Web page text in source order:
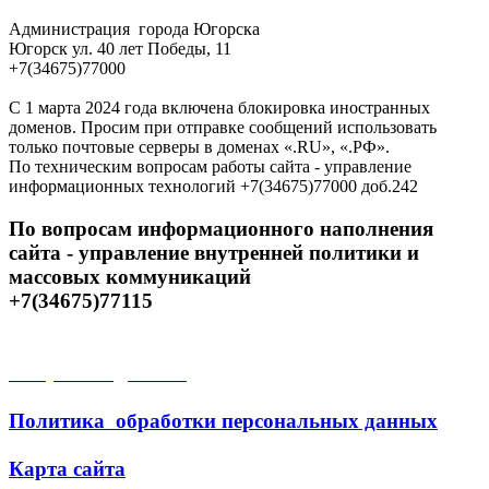
Администрация города Югорска
Югорск ул. 40 лет Победы, 11
+7(34675)77000
С 1 марта 2024 года включена блокировка иностранных
доменов. Просим при отправке сообщений использовать
только почтовые серверы в доменах «.RU», «.РФ».
По техническим вопросам работы сайта - управление
информационных технологий +7(34675)77000 доб.242
По вопросам информационного наполнения
сайта - управление внутренней политики и
массовых коммуникаций
+7(34675)77115
Политика обработки персональных данных
Карта сайта